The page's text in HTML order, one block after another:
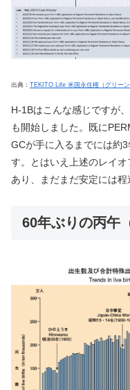
出典： TEKITO Life 米国永住権（グリーン
H-1Bはこんな感じですが
も開始しました。既に
GCが手に入るまでには約
す。とはいえ上述のレイ
あり、まだまだ安定には程
60年ぶりの丙午